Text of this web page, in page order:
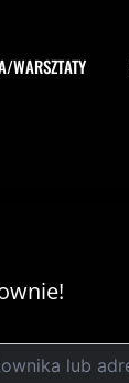
WARSZTATY